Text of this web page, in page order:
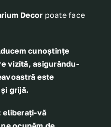
Decor poate face
cunoștințe
vizită, asigurându-
este
grijă.
eliberați-vă